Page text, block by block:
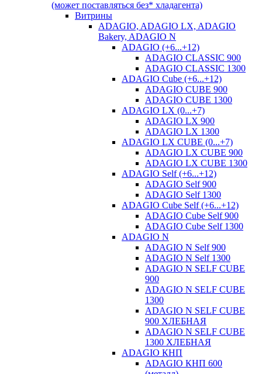
(может поставляться без* хладагента)
Витрины
ADAGIO, ADAGIO LX, ADAGIO
Bakery, ADAGIO N
ADAGIO (+6...+12)
ADAGIO CLASSIC 900
ADAGIO CLASSIC 1300
ADAGIO Cube (+6...+12)
ADAGIO CUBE 900
ADAGIO CUBE 1300
ADAGIO LX (0...+7)
ADAGIO LX 900
ADAGIO LX 1300
ADAGIO LX CUBE (0...+7)
ADAGIO LX CUBE 900
ADAGIO LX CUBE 1300
ADAGIO Self (+6...+12)
ADAGIO Self 900
ADAGIO Self 1300
ADAGIO Cube Self (+6...+12)
ADAGIO Cube Self 900
ADAGIO Cube Self 1300
ADAGIO N
ADAGIO N Self 900
ADAGIO N Self 1300
ADAGIO N SELF CUBE
900
ADAGIO N SELF CUBE
1300
ADAGIO N SELF CUBE
900 ХЛЕБНАЯ
ADAGIO N SELF CUBE
1300 ХЛЕБНАЯ
ADAGIO КНП
ADAGIO КНП 600